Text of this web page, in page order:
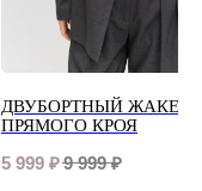
ДВУБОРТНЫЙ ЖАКЕТ
ПРЯМОГО КРОЯ
5 999 ₽9 999 ₽